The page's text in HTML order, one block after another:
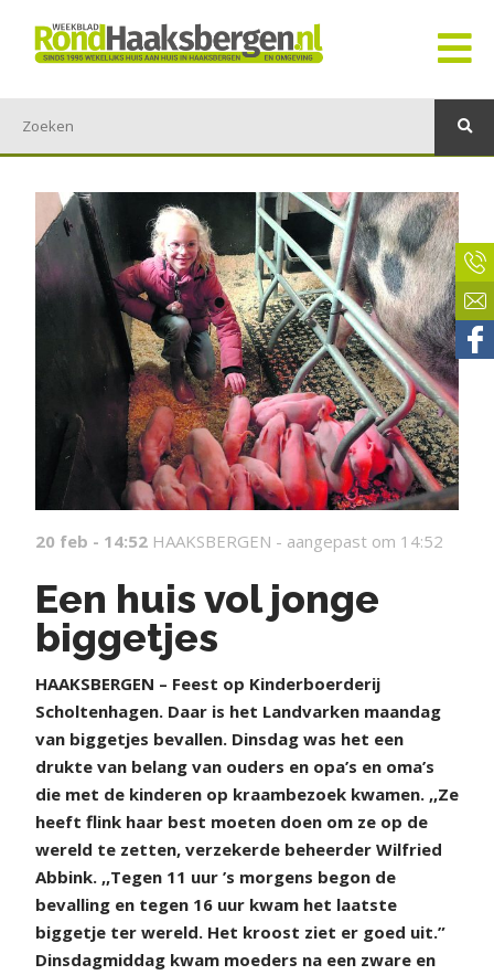
20 feb - 14:52 HAAKSBERGEN - aangepast om 14:52
Een huis vol jonge
biggetjes
HAAKSBERGEN – Feest op Kinderboerderij
Scholtenhagen. Daar is het Landvarken maandag
van biggetjes bevallen. Dinsdag was het een
drukte van belang van ouders en opa’s en oma’s
die met de kinderen op kraambezoek kwamen. ,,Ze
heeft flink haar best moeten doen om ze op de
wereld te zetten, verzekerde beheerder Wilfried
Abbink. ,,Tegen 11 uur ’s morgens begon de
bevalling en tegen 16 uur kwam het laatste
biggetje ter wereld. Het kroost ziet er goed uit.”
Dinsdagmiddag kwam moeders na een zware en